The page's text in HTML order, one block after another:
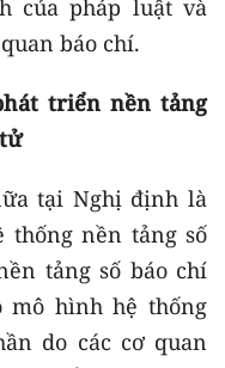
của pháp luật và
báo chí.
triển nền tảng
tại Nghị định là
thống nền tảng số
tảng số báo chí
mô hình hệ thống
do các cơ quan